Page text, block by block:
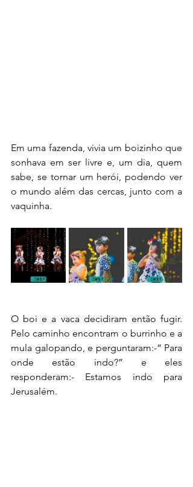
Em uma fazenda, vivia um boizinho que
sonhava em ser livre e, um dia, quem
sabe, se tornar um herói, podendo ver
o mundo além das cercas, junto com a
vaquinha.
O boi e a vaca decidiram então fugir.
Pelo caminho encontram o burrinho e a
mula galopando, e perguntaram:-“ Para
onde estão indo?” e eles
responderam:- Estamos indo para
Jerusalém.